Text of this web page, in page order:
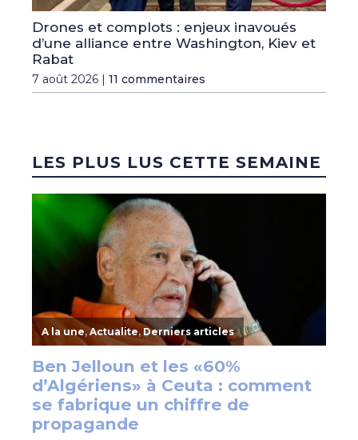
Drones et complots : enjeux inavoués
d’une alliance entre Washington, Kiev et
Rabat
7 août 2026 | 11 commentaires
LES PLUS LUS CETTE SEMAINE